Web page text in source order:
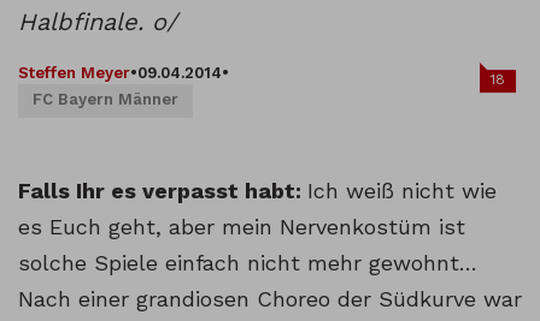
Halbfinale. o/
Steffen Meyer•09.04.2014•
FC Bayern Männer
18
Falls Ihr es verpasst habt: Ich weiß nicht wie
es Euch geht, aber mein Nervenkostüm ist
solche Spiele einfach nicht mehr gewohnt…
Nach einer grandiosen Choreo der Südkurve war